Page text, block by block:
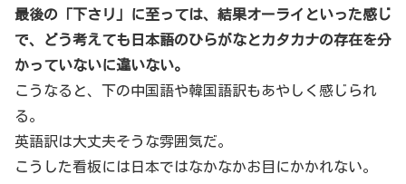
最後の「下さリ」に至っては、結果オーライといった感じ
で、どう考えても日本語のひらがなとカタカナの存在を分
かっていないに違いない。
こうなると、下の中国語や韓国語訳もあやしく感じられ
る。
英語訳は大丈夫そうな雰囲気だ。
こうした看板には日本ではなかなかお目にかかれない。